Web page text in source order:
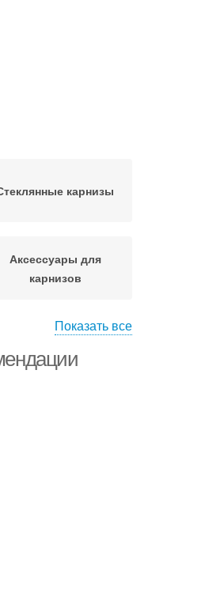
карнизы
Аксессуары для
карнизов
Показать все